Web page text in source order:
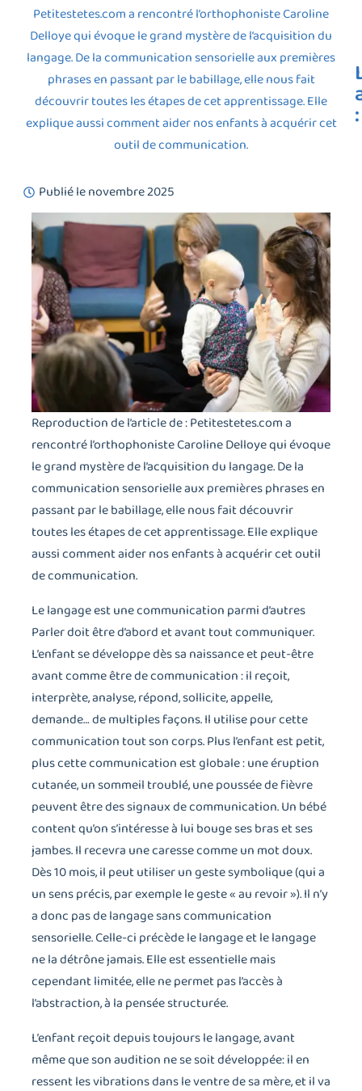
Petitestetes.com a rencontré l’orthophoniste Caroline
Delloye qui évoque le grand mystère de l’acquisition du
langage. De la communication sensorielle aux premières
phrases en passant par le babillage, elle nous fait
découvrir toutes les étapes de cet apprentissage. Elle
explique aussi comment aider nos enfants à acquérir cet
outil de communication.
Publié lenovembre 2025
Reproduction de l’article de : Petitestetes.com a
rencontré l’orthophoniste Caroline Delloye qui évoque
le grand mystère de l’acquisition du langage. De la
communication sensorielle aux premières phrases en
passant par le babillage, elle nous fait découvrir
toutes les étapes de cet apprentissage. Elle explique
aussi comment aider nos enfants à acquérir cet outil
de communication.
Le langage est une communication parmi d’autres
Parler doit être d’abord et avant tout communiquer.
L’enfant se développe dès sa naissance et peut-être
avant comme être de communication : il reçoit,
interprète, analyse, répond, sollicite, appelle,
demande… de multiples façons. Il utilise pour cette
communication tout son corps. Plus l’enfant est petit,
plus cette communication est globale : une éruption
cutanée, un sommeil troublé, une poussée de fièvre
peuvent être des signaux de communication. Un bébé
content qu’on s’intéresse à lui bouge ses bras et ses
jambes. Il recevra une caresse comme un mot doux.
Dès 10 mois, il peut utiliser un geste symbolique (qui a
un sens précis, par exemple le geste « au revoir »). Il n’y
a donc pas de langage sans communication
sensorielle. Celle-ci précède le langage et le langage
ne la détrône jamais. Elle est essentielle mais
cependant limitée, elle ne permet pas l’accès à
l’abstraction, à la pensée structurée.
L’enfant reçoit depuis toujours le langage, avant
même que son audition ne se soit développée: il en
ressent les vibrations dans le ventre de sa mère, et il va
: